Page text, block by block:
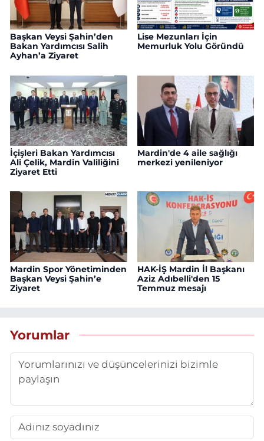
Başkan Veysi Şahin’den
Bakan Yardımcısı Salih
Ayhan’a Ziyaret
Lise Mezunları İçin
Memurluk Yolu Göründü
İçişleri Bakan Yardımcısı
Ali Çelik, Mardin Valiliğini
Ziyaret Etti
Mardin'de 4 aile sağlığı
merkezi yenileniyor
Mardin Spor Yönetiminden
Başkan Veysi Şahin’e
Ziyaret
HAK-İŞ Mardin İl Başkanı
Aziz Adıbelli'den 15
Temmuz mesajı
Yorumlar